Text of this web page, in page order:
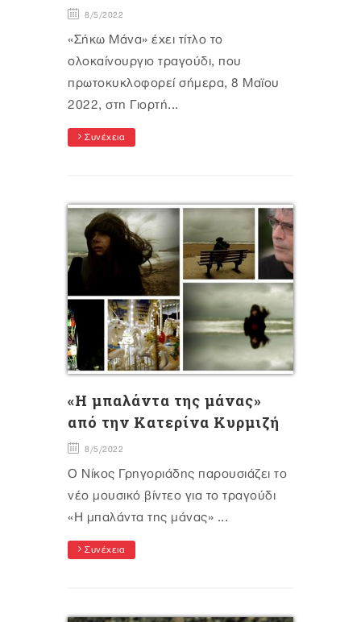
8/5/2022
«Σήκω Μάνα» έχει τίτλο το
ολοκαίνουργιο τραγούδι, που
πρωτοκυκλοφορεί σήμερα, 8 Μαϊου
2022, στη Γιορτή...
Συνέχεια
«H μπαλάντα της μάνας»
από την Κατερίνα Κυρμιζή
8/5/2022
Ο Νίκος Γρηγοριάδης παρουσιάζει το
νέο μουσικό βίντεο για το τραγούδι
«Η μπαλάντα της μάνας» ...
Συνέχεια